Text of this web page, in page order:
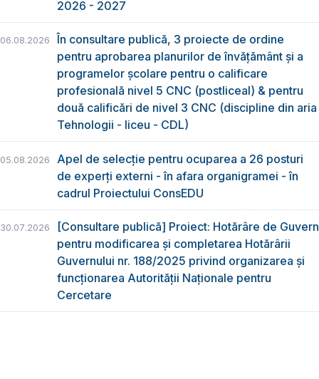
2026 - 2027
06.08.2026
În consultare publică, 3 proiecte de ordine
pentru aprobarea planurilor de învățământ și a
programelor școlare pentru o calificare
profesională nivel 5 CNC (postliceal) & pentru
două calificări de nivel 3 CNC (discipline din aria
Tehnologii - liceu - CDL)
05.08.2026
Apel de selecție pentru ocuparea a 26 posturi
de experți externi - în afara organigramei - în
cadrul Proiectului ConsEDU
30.07.2026
[Consultare publică] Proiect: Hotărâre de Guvern
pentru modificarea și completarea Hotărârii
Guvernului nr. 188/2025 privind organizarea şi
funcţionarea Autorităţii Naţionale pentru
Cercetare